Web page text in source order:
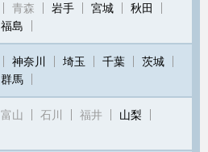
青森 岩手 宮城
秋田
福島
神奈川 埼玉 千葉
茨城
群馬
富山 石川 福井
山梨